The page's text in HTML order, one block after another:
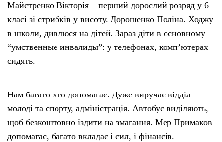
Майстренко Вікторія – перший дорослий розряд у 6
класі зі стрибків у висоту. Дорошенко Поліна. Ходжу
в школи, дивлюся на дітей. Зараз діти в основному
“умственные инвалиды”: у телефонах, комп’ютерах
сидять.
Нам багато хто допомагає. Дуже виручає відділ
молоді та спорту, адміністрація. Автобус виділяють,
щоб безкоштовно їздити на змагання. Мер Примаков
допомагає, багато вкладає і сил, і фінансів.